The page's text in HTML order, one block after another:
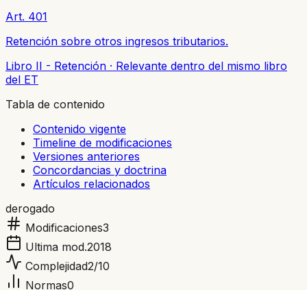
Art. 401
Retención sobre otros ingresos tributarios.
Libro II - Retención · Relevante dentro del mismo libro
del ET
Tabla de contenido
Contenido vigente
Timeline de modificaciones
Versiones anteriores
Concordancias y doctrina
Artículos relacionados
derogado
Modificaciones3
Ultima mod.2018
Complejidad2/10
Normas0